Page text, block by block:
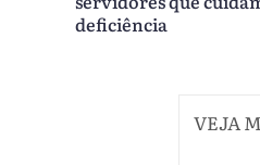
deficiência
VEJA